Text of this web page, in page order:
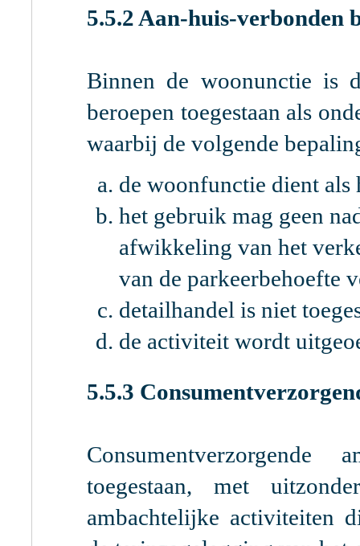
5.5.2 Aan-huis-verbonden
Binnen de woonunctie is
beroepen toegestaan als
waarbij de volgende
de woonfunctie dient
het gebruik mag geen
afwikkeling van het
van de parkeerbehoefte
detailhandel is niet
de activiteit wordt
5.5.3
toegestaan, met
ambachtelijke activiteiten